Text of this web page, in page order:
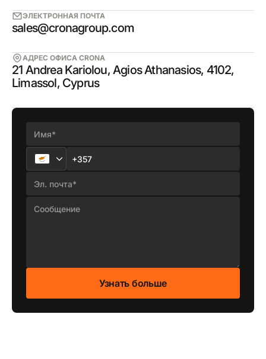
ЭЛЕКТРОННАЯ ПОЧТА
sales@cronagroup.com
АДРЕС ОФИСА CRONA
21 Andrea Kariolou, Agios Athanasios, 4102,
Limassol, Cyprus